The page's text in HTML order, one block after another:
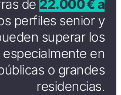
de 22.000 € a
perfiles senior y
superar los
especialmente en
o grandes
residencias.